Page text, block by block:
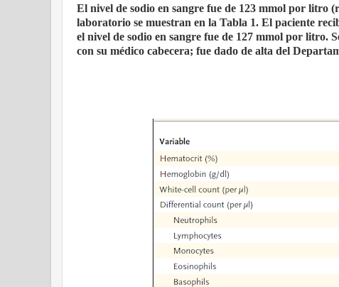
El nivel de sodio en sangre fue de 123 mmol por litro
laboratorio se muestran en la Tabla 1. El paciente
el nivel de sodio en sangre fue de 127 mmol por
con su médico cabecera; fue dado de alta del